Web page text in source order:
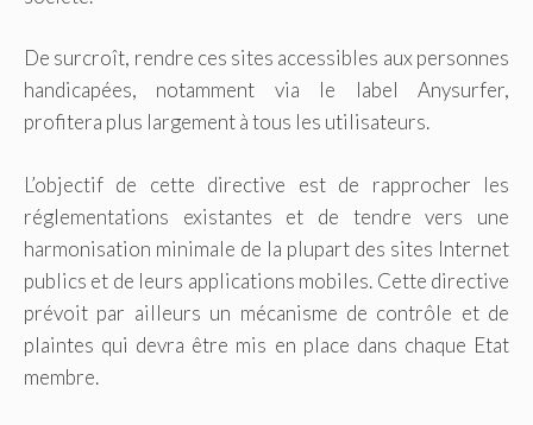
De surcroît, rendre ces sites accessibles aux personnes
handicapées, notamment via le label Anysurfer,
profitera plus largement à tous les utilisateurs.
L’objectif de cette directive est de rapprocher les
réglementations existantes et de tendre vers une
harmonisation minimale de la plupart des sites Internet
publics et de leurs applications mobiles. Cette directive
prévoit par ailleurs un mécanisme de contrôle et de
plaintes qui devra être mis en place dans chaque Etat
membre.